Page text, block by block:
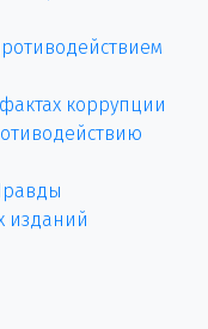
коррупции
изданий